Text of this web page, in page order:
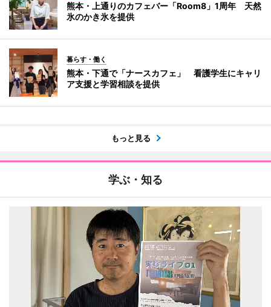
熊本・上通りのカフェバー「Room8」1周年 天然
氷のかき氷を提供
暮らす・働く
熊本・下通で「ナースカフェ」 看護学生にキャリ
ア支援と学習相談を提供
もっと見る
学ぶ・知る